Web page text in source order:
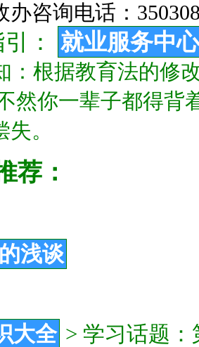
办咨询电话：
： 就业服务中心
：根据教育法的修
然你一辈子都得背
。
荐：
浅谈
大全 > 学习话题：